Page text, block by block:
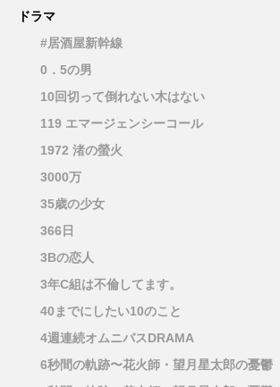
ドラマ
#居酒屋新幹線
0．5の男
10回切って倒れない木はない
119 エマージェンシーコール
1972 渚の螢火
3000万
35歳の少女
366日
3Bの恋人
3年C組は不倫してます。
40までにしたい10のこと
4週連続オムニバスDRAMA
6秒間の軌跡〜花火師・望月星太郎の憂鬱